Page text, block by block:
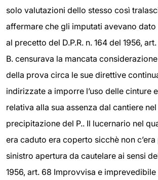
solo valutazioni dello stesso così
affermare che gli imputati avevano
al precetto del D.P.R. n. 164 del 1956,
B. censurava la mancata
della prova circa le sue direttive
indirizzate a imporre l’uso delle cinture
relativa alla sua assenza dal cantiere
precipitazione del P.. Il lucernario nel
era caduto era coperto sicchè non
sinistro apertura da cautelare ai sensi
1956, art. 68 Improvvisa e imprevedibile